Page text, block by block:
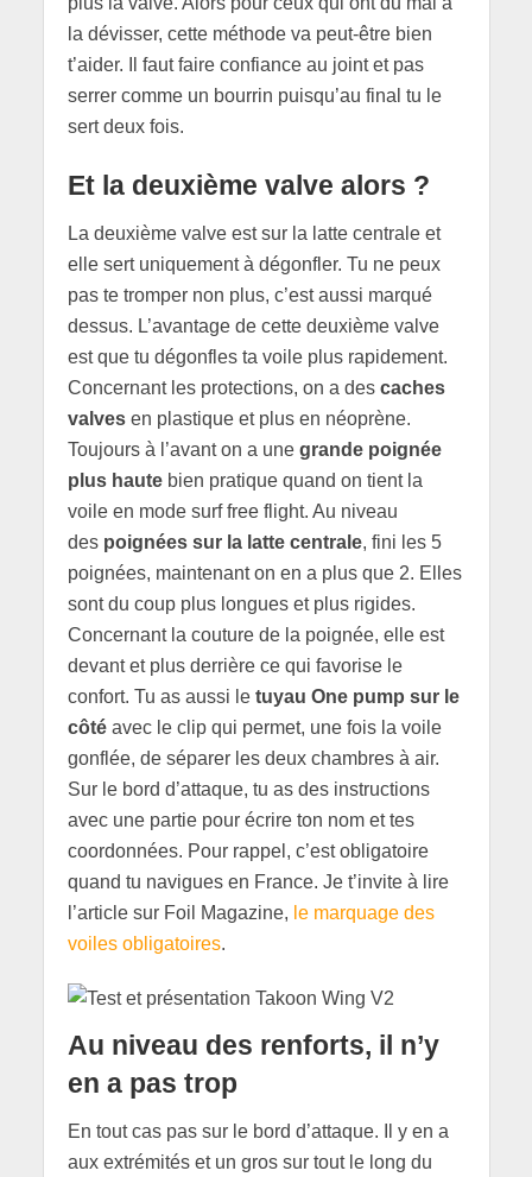
la dévisser, cette méthode va peut-être bien
t’aider. Il faut faire confiance au joint et pas
serrer comme un bourrin puisqu’au final tu le
sert deux fois.
Et la deuxième valve alors ?
La deuxième valve est sur la latte centrale et
elle sert uniquement à dégonfler. Tu ne peux
pas te tromper non plus, c’est aussi marqué
dessus. L’avantage de cette deuxième valve
est que tu dégonfles ta voile plus rapidement.
Concernant les protections, on a des caches
valvesen plastique et plus en néoprène.
Toujours à l’avant on a une grande poignée
plus haute bien pratique quand on tient la
voile en mode surf free flight. Au niveau
des poignées sur la latte centrale, fini les 5
poignées, maintenant on en a plus que 2. Elles
sont du coup plus longues et plus rigides.
Concernant la couture de la poignée, elle est
devant et plus derrière ce qui favorise le
confort. Tu as aussi letuyau One pump sur le
côtéavec le clip qui permet, une fois la voile
gonflée, de séparer les deux chambres à air.
Sur le bord d’attaque, tu as des instructions
avec une partie pour écrire ton nom et tes
coordonnées. Pour rappel, c’est obligatoire
quand tu navigues en France. Je t’invite à lire
l’article sur Foil Magazine, le marquage des
voiles obligatoires.
Au niveau des renforts, il n’y
en a pas trop
En tout cas pas sur le bord d’attaque. Il y en a
aux extrémités et un gros sur tout le long du